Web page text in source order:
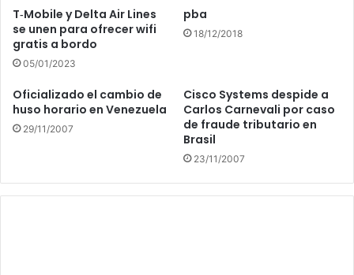
T‑Mobile y Delta Air Lines
se unen para ofrecer wifi
gratis a bordo
05/01/2023
pba
18/12/2018
Oficializado el cambio de
huso horario en Venezuela
29/11/2007
Cisco Systems despide a
Carlos Carnevali por caso
de fraude tributario en
Brasil
23/11/2007